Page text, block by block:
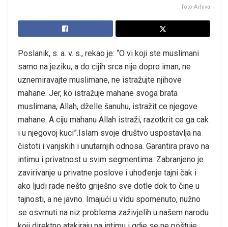
foto-Arhiva
Poslanik, s. a. v. s., rekao je: “O vi koji ste muslimani
samo na jeziku, a do cijih srca nije dopro iman, ne
uznemiravajte muslimane, ne istražujte njihove
mahane. Jer, ko istražuje mahane svoga brata
muslimana, Allah, dželle šanuhu, istražit ce njegove
mahane. A ciju mahanu Allah istraži, razotkrit ce ga cak
i u njegovoj kuci”.Islam svoje društvo uspostavlja na
čistoti i vanjskih i unutarnjih odnosa. Garantira pravo na
intimu i privatnost u svim segmentima. Zabranjeno je
zavirivanje u privatne poslove i uhođenje tajni čak i
ako ljudi rade nešto griješno sve dotle dok to čine u
tajnosti, a ne javno. Imajući u vidu spomenuto, nužno
se osvrnuti na niz problema zaživjelih u našem narodu